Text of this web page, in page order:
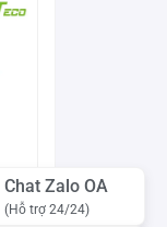
Chat Zalo OA
(Hỗ trợ 24/24)